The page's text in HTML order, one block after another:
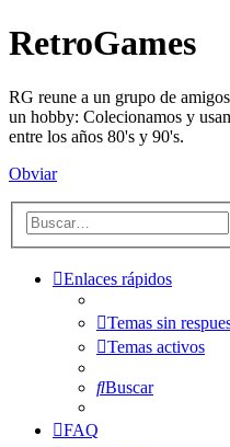
RetroGames
RG reune a un grupo de
un hobby: Colecionamos y
entre los años 80's y 90's.
Obviar
Enlaces rápidos
Temas sin
Temas activos
Buscar
FAQ